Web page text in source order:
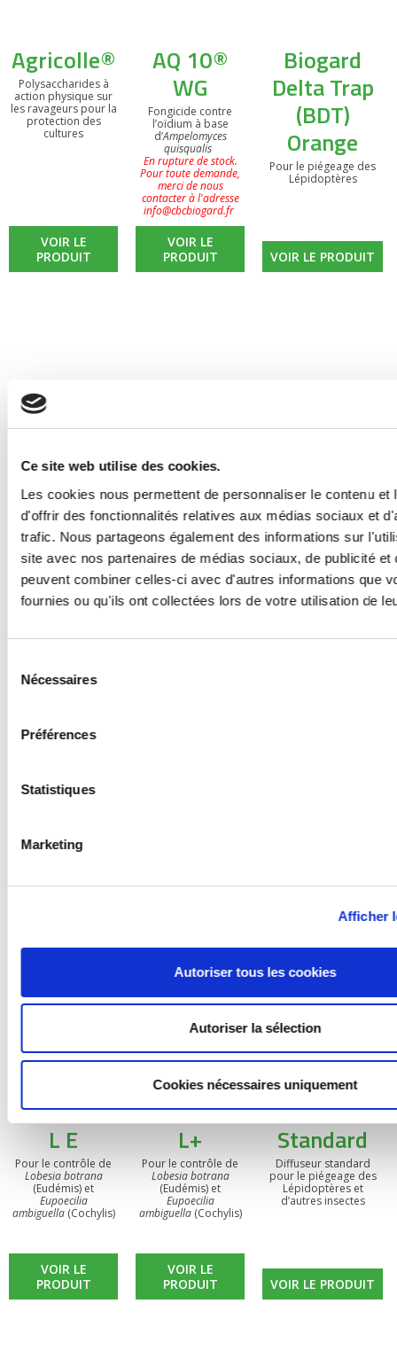
Ce site web utilise des cookies.
Les cookies nous permettent de personnaliser le contenu et
d'offrir des fonctionnalités relatives aux médias sociaux et
trafic. Nous partageons également des informations sur
site avec nos partenaires de médias sociaux, de publicité et
peuvent combiner celles-ci avec d'autres informations que
fournies ou qu'ils ont collectées lors de votre utilisation de
Nécessaires
Préférences
Statistiques
Marketing
Afficher
Autoriser tous les cookies
Autoriser la sélection
Cookies nécessaires uniquement
Agricolle®
Polysaccharides à
action physique sur
les ravageurs pour la
protection des
cultures
VOIR LE
PRODUIT
AQ 10®
WG
Fongicide contre
l’oïdium à base
d’Ampelomyces
quisqualis
En rupture de stock.
Pour toute demande,
merci de nous
contacter à l'adresse
info@cbcbiogard.fr
VOIR LE
PRODUIT
Biogard
Delta Trap
(BDT)
Orange
Pour le piégeage des
Lépidoptères
VOIR LE PRODUIT
BIOOtwin®
L E
Pour le contrôle de
Lobesia botrana
(Eudémis) et
Eupoecilia
ambiguella(Cochylis)
VOIR LE
PRODUIT
BIOOtwin®
L+
Pour le contrôle de
Lobesia botrana
(Eudémis) et
Eupoecilia
ambiguella(Cochylis)
VOIR LE
PRODUIT
Diffuseur
Standard
Diffuseur standard
pour le piégeage des
Lépidoptères et
d’autres insectes
VOIR LE PRODUIT